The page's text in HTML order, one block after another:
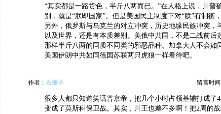
“其实都是一路货色，半斤八两而已。”在人格上说，川普
别，就是“朕即国家”。但是美国民主制度下对“朕”有制衡
另外，俄罗斯与乌克兰的对立冲突，历史地缘民族冲突，
以及世界，还是有本质差别。美俄中共国，不是二战前后
那样半斤八两的同质不同类的邪恶品种。加拿大人不会如
美国伊朗中共如同德国苏联两只虎狼一样看待吧。
作者： 右撇子 留言时间
很多人都只知道笑话普京帝，把几个小时占领基辅打成了
变成了莫斯科保卫战。其实，川王也差不多啊！把2周的